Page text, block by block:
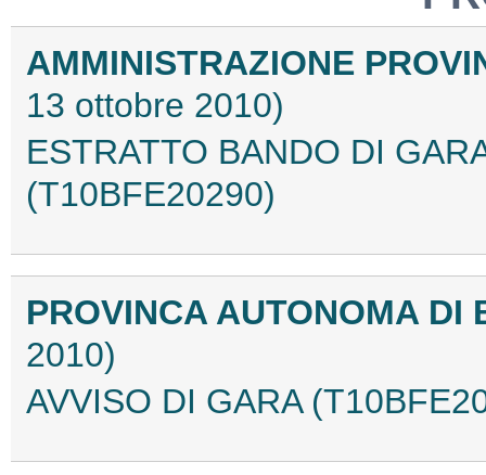
AMMINISTRAZIONE
13 ottobre 2010)
ESTRATTO BANDO DI
(T10BFE20290)
PROVINCA AUTONOMA
2010)
AVVISO DI GARA